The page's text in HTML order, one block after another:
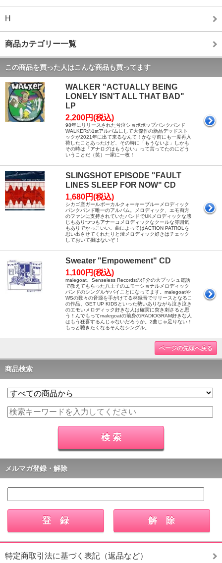
H
商品カテゴリー一覧
この商品を買った人はこんな商品も買ってます
WALKER "ACTUALLY BEING
LONELY ISN'T ALL THAT BAD"
LP
2,200円(税込)
98年にリリースされた号泣ショボポップパンクバンド
WALKERの1stアルバムにして大傑作の新品デッドスト
ックが2021年に出て来るなんて！かなり前にも一度再入
荷したことあったけど、その時に「もうないよ」しかも
その時は「アナログはもうない」って言ってたのにどう
いうことだ（笑）一家に一枚！
SLINGSHOT EPISODE "FAULT
LINES SLEEP FOR NOW" CD
1,680円(税込)
シカゴ産ガールボーカルクォーキーブルーメロディック
パンクバンド唯一のアルバム。メロディック、エモ両方
のファンに支持されていたバンドでUKメロディックな感
じもありつつもアナーコメロディックなクールな雰囲気
もありでかっこいい。曲によってはACTION PATROLを
思い出させてくれたりと渋メロディック好きはチェック
しておいて損はないぞ！
Sweater "Empowement" CD
1,100円(税込)
malegoat、Senseless Recordsの洋介の大プッシュ電話
で教えてもらった八王子のエモーショナルメロディック
バンドのシングルヤバイことになってます。malegoatや
WSの数々の音源を手がけてる林録音でリリースとなるこ
の作品、GET UP KIDSといった勢いありながら泣き泣き
のエモいメロディック好きな人は確実に突き刺さると思
う！んでもってmalegoatの前身のRADIOGRAM好きな人
はもう狂喜するんじゃないだろうか。2曲じゃ足りない！
もっと聴きたくなるそんなシングル。
ページの先頭へ戻る
商品検索
メルマガ登録・解除
特定商取引法に基づく表記（返品など）